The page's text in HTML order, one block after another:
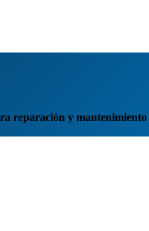
reparación y mantenimiento